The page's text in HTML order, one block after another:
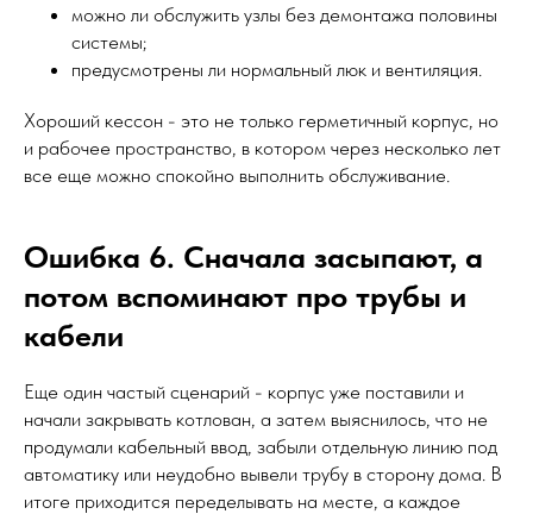
можно ли обслужить узлы без демонтажа половины
системы;
предусмотрены ли нормальный люк и вентиляция.
Хороший кессон - это не только герметичный корпус, но
и рабочее пространство, в котором через несколько лет
все еще можно спокойно выполнить обслуживание.
Ошибка 6. Сначала засыпают, а
потом вспоминают про трубы и
кабели
Еще один частый сценарий - корпус уже поставили и
начали закрывать котлован, а затем выяснилось, что не
продумали кабельный ввод, забыли отдельную линию под
автоматику или неудобно вывели трубу в сторону дома. В
итоге приходится переделывать на месте, а каждое